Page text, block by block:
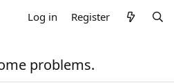
Log in Register
problems.